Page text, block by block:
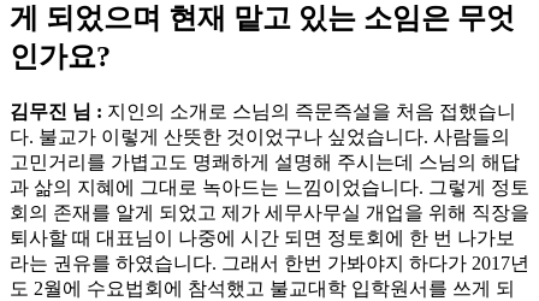
게 되었으며 현재 맡고 있는 소임은 무엇
인가요?
김무진 님 : 지인의 소개로 스님의 즉문즉설을 처음 접했습니
다. 불교가 이렇게 산뜻한 것이었구나 싶었습니다. 사람들의
고민거리를 가볍고도 명쾌하게 설명해 주시는데 스님의 해답
과 삶의 지혜에 그대로 녹아드는 느낌이었습니다. 그렇게 정토
회의 존재를 알게 되었고 제가 세무사무실 개업을 위해 직장을
퇴사할 때 대표님이 나중에 시간 되면 정토회에 한 번 나가보
라는 권유를 하였습니다. 그래서 한번 가봐야지 하다가 2017년
도 2월에 수요법회에 참석했고 불교대학 입학원서를 쓰게 되